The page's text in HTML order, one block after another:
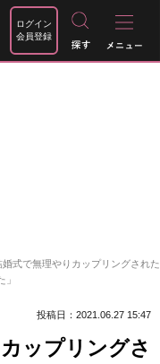
ログイン
会員登録
婚式で無理やりカップリングされた
投稿日：2021.06.27 15:47
ップリングさ